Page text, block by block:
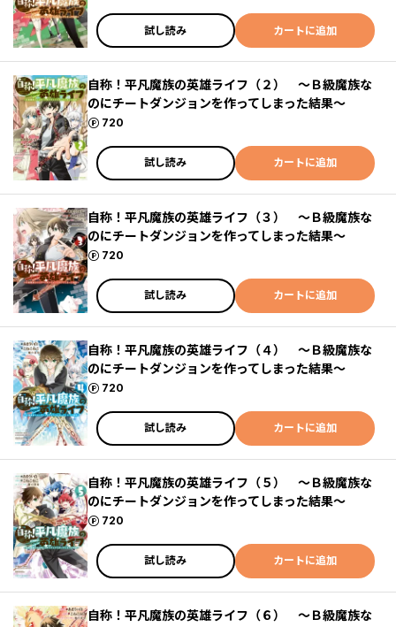
試し読み カートに追加
自称！平凡魔族の英雄ライフ（２） ～Ｂ級魔族な
のにチートダンジョンを作ってしまった結果～
720
ポイント
試し読み カートに追加
自称！平凡魔族の英雄ライフ（３） ～Ｂ級魔族な
のにチートダンジョンを作ってしまった結果～
720
ポイント
試し読み カートに追加
自称！平凡魔族の英雄ライフ（４） ～Ｂ級魔族な
のにチートダンジョンを作ってしまった結果～
720
ポイント
試し読み カートに追加
自称！平凡魔族の英雄ライフ（５） ～Ｂ級魔族な
のにチートダンジョンを作ってしまった結果～
720
ポイント
試し読み カートに追加
自称！平凡魔族の英雄ライフ（６） ～Ｂ級魔族な